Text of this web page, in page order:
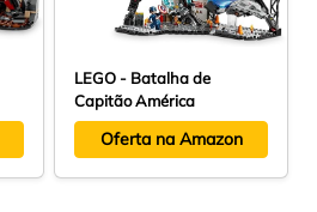
LEGO - Batalha de
Capitão América
Oferta na Amazon